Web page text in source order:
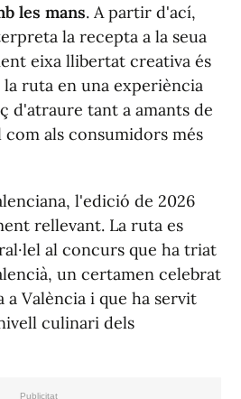
les mans. A partir d'ací,
la recepta a la seua
eixa llibertat creativa és
ruta en una experiència
d'atraure tant a amants de
als consumidors més
l'edició de 2026
rellevant. La ruta es
al concurs que ha triat
un certamen celebrat
a València i que ha servit
culinari dels